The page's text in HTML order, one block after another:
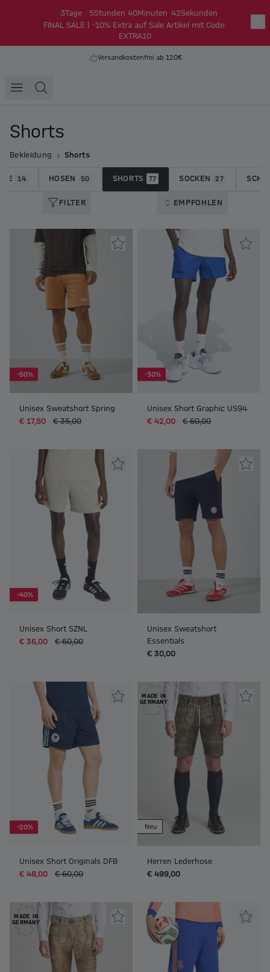
3Tage 5Stunden 40Minuten 40Sekunden
FINAL SALE | -10% Extra auf Sale Artikel mit Code:
EXTRA10
Versandkostenfrei ab 120€
Shorts
Bekleidung Shorts
14 HOSEN 50 SHORTS 77 SOCKEN 27
FILTER EMPFOHLEN
-50%
Unisex Sweatshort Spring
€ 17,50
€ 35,00
-30%
Unisex Short Graphic US94
€ 42,00
€ 60,00
-40%
Unisex Short SZNL
€ 36,00
€ 60,00
Unisex Sweatshort
Essentials
€ 30,00
-20%
Unisex Short Originals DFB
€ 48,00
€ 60,00
Neu
MADE IN
GERMANY
Herren Lederhose
€ 499,00
MADE IN
GERMANY